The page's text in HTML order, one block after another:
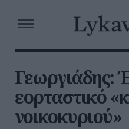
Γεωργιάδης:
εορταστικό
νοικοκυριού»